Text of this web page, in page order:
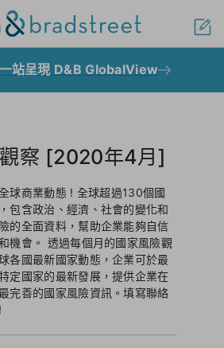
站呈現 D&B GlobalView
察 [2020年4月]
球商業動態 ! 全球超過130個國
包含政治、經濟、社會的變化和
的全面資料，幫助企業能夠自信
機會。 透過每個月的國家風險觀
各國最新國家動態，企業可於最
定國家的最新發展，提供企業在
完善的國家風險資訊。填寫聯絡